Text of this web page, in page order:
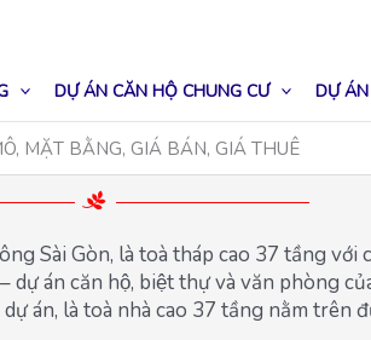
DỰ ÁN CĂN HỘ CHUNG CƯ DỰ
MẶT BẰNG, GIÁ BÁN, GIÁ THUÊ
Sài Gòn, là toà tháp cao 37 tầng
án căn hộ, biệt thự và văn phòng
án, là toà nhà cao 37 tầng nằm